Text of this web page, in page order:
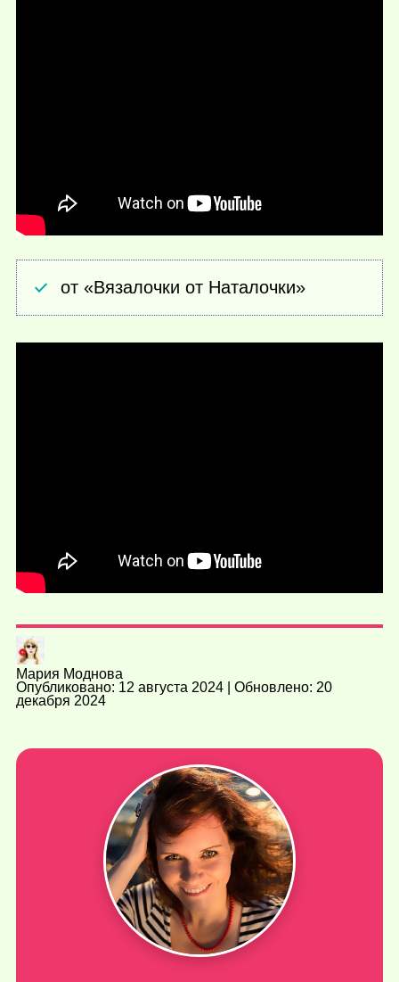
от «Вязалочки от Наталочки»
Мария Моднова
Опубликовано: 12 августа 2024 | Обновлено: 20
декабря 2024